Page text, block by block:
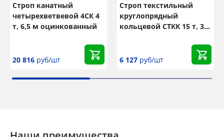
Строп канатный
четырехветвевой 4СК 4
т, 6,5 м оцинкованный
20 816 руб/шт
Строп текстильный
круглопрядный
кольцевой СТКК 15 т, 3,5
6 127 руб/шт